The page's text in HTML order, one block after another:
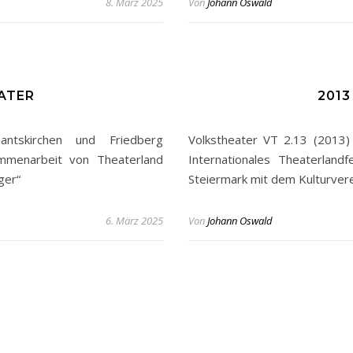
und Friedberg
von Theaterland
6. März 2025
Volkstheater VT 2.13
Internationales
Steiermark mit dem
VonJohann Oswald